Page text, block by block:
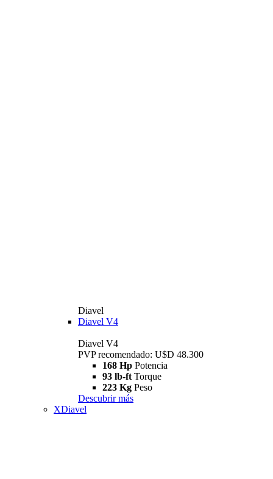
Diavel
Diavel V4
Diavel V4
PVP recomendado: U$D 48.300
168 Hp Potencia
93 lb-ft Torque
223 Kg Peso
Descubrir más
XDiavel